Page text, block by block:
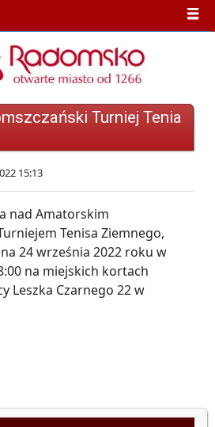
Turniej Tenia
15:13
nad Amatorskim
Tenisa Ziemnego,
24 września 2022 roku w
na miejskich kortach
Leszka Czarnego 22 w